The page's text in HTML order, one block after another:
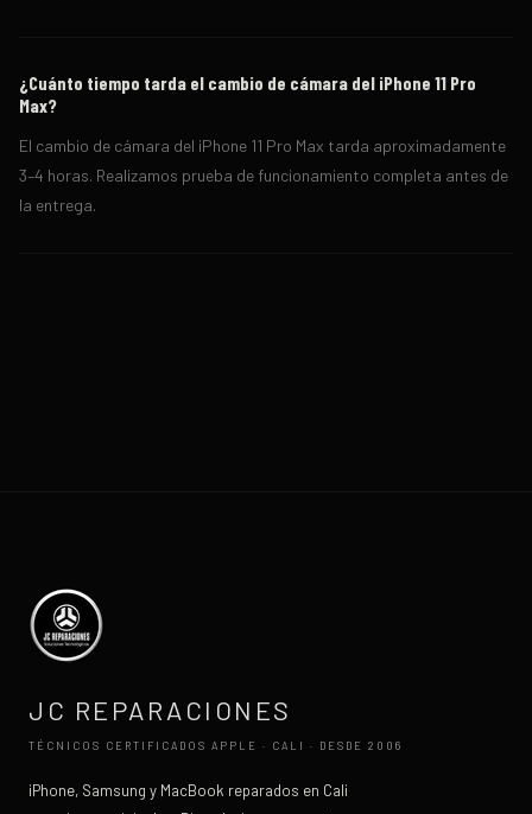
¿Cuánto tiempo tarda el cambio de cámara del iPhone 11 Pro
Max?
El cambio de cámara del iPhone 11 Pro Max tarda aproximadamente
3–4 horas. Realizamos prueba de funcionamiento completa antes de
la entrega.
JC REPARACIONES
TÉCNICOS CERTIFICADOS APPLE · CALI · DESDE 2006
iPhone, Samsung y MacBook reparados en Cali